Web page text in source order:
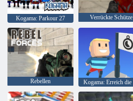
Kogama: Parkour 27 Verrückte Schütze
Rebellen